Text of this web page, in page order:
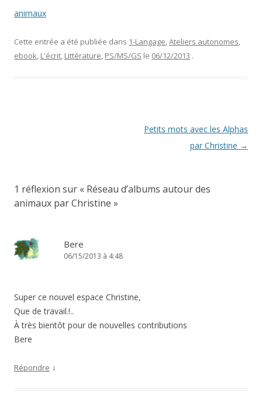
animaux
Cette entrée a été publiée dans 1-Langage,Ateliers autonomes,
ebook, L'écrit, Littérature, PS/MS/GS le 06/12/2013 .
Petits mots avec les Alphas
par Christine →
1 réflexion sur « Réseau d’albums autour des
animaux par Christine »
Bere
06/15/2013 à 4:48
Super ce nouvel espace Christine,
Que de travail.!..
À très bientôt pour de nouvelles contributions
Bere
Répondre ↓